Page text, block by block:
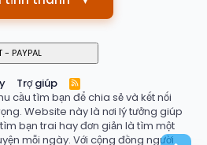
Trợ giúp
R
S
S
cầu tìm bạn để chia sẻ và kết nối
Website này là nơi lý tưởng giúp
bạn trai hay đơn giản là tìm một
mỗi ngày. Với cộng đồng người